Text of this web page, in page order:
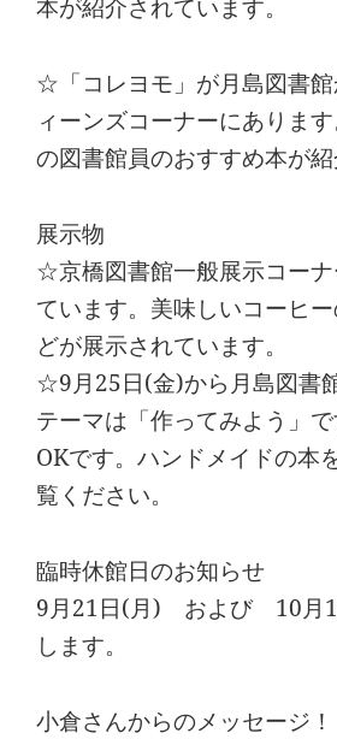
本が紹介されています。
☆「コレヨモ」が月島図書
ィーンズコーナーにありま
の図書館員のおすすめ本が紹
展示物
☆京橋図書館一般展示コー
ています。美味しいコーヒ
どが展示されています。
☆9月25日(金)から月島図書
テーマは「作ってみよう」
OKです。ハンドメイドの本
覧ください。
臨時休館日のお知らせ
9月21日(月) および 10月
します。
小倉さんからのメッセージ！